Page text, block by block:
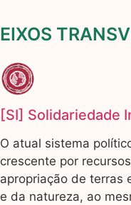
EIXOS
[SI] Solidariedade
O atual sistema
crescente por
apropriação de terras
e da natureza, ao